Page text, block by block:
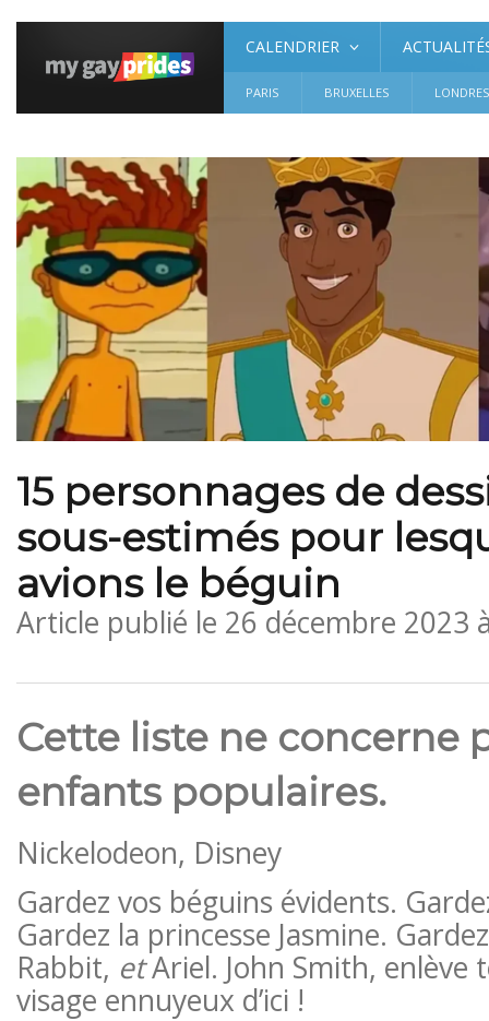
CALENDRIER
PARIS BRUXELLES LONDRES
15 personnages de
sous-estimés pour
avions le béguin
Article publié le 26 décembre 2023
Cette liste ne concerne
enfants populaires.
Nickelodeon, Disney
Gardez vos béguins évidents.
Gardez la princesse Jasmine.
Rabbit, etAriel. John Smith, enlève
visage ennuyeux d’ici !